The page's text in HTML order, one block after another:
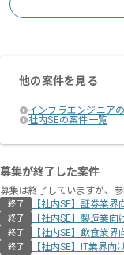
他の案件を見る
インフラエンジニア
社内SEの案件一覧
募集が終了した案件
募集は終了していますが、
終了 【社内SE】証券業
終了 【社内SE】製造業
終了 【社内SE】飲食業
終了 【社内SE】IT業界